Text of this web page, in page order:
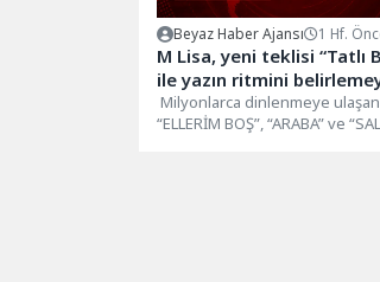
Beyaz Haber Ajansı 1 Hf.
M Lisa, yeni teklisi “Tatlı
ile yazın ritmini
hazırlanıyor.
Milyonlarca dinlenmeye ulaşan
“ELLERİM BOŞ”, “ARABA” ve